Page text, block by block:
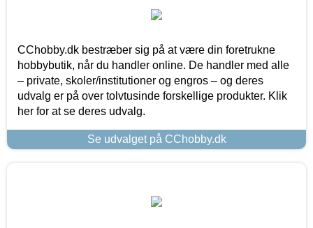
CChobby.dk bestræber sig på at være din foretrukne
hobbybutik, når du handler online. De handler med alle
– private, skoler/institutioner og engros – og deres
udvalg er på over tolvtusinde forskellige produkter. Klik
her for at se deres udvalg.
Se udvalget på CChobby.dk